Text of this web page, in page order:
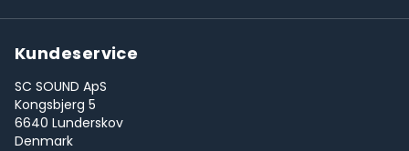
Kundeservice
SC SOUND ApS
Kongsbjerg 5
6640 Lunderskov
Denmark